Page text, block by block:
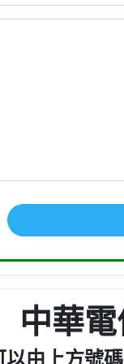
中華
以由上方號